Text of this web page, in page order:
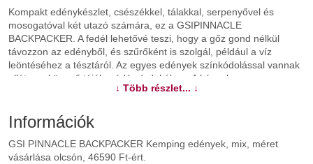
Kompakt edénykészlet, csészékkel, tálakkal, serpenyővel és
mosogatóval két utazó számára, ez a GSIPINNACLE
BACKPACKER. A fedél lehetővé teszi, hogy a gőz gond nélkül
távozzon az edényből, és szűrőként is szolgál, például a víz
leöntéséhez a tésztáról. Az egyes edények színkódolással vannak
ellátva a könnyű tájékozódás érdekében. A kényelmes,
összecsukható, levehető fogantyú megkönnyíti a főzést. Az itatóval
serpenyő fedőként is szolgálhat. Az egész készlet tárolására
szolgáló edény víztartályként vagy mosogatótálcaként is
használható.
↓ Több részlet... ↓
Információk
GSI PINNACLE BACKPACKER Kemping edények, mix, méret
vásárlása olcsón, 46590 Ft-ért.